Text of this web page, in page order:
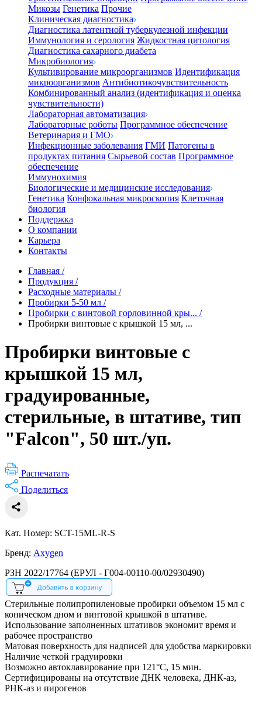
Микозы Генетика Прочие
Клиническая диагностика
Диагностика латентной туберкулезной инфекции
Иммунология и серология Жидкостная цитология
Диагностика сахарного диабета
Микробиология
Культивирование микроорганизмов Идентификация
микроорганизмов Антибиотикочувствительность
Комбинированный анализ (идентификация и оценка
чувствительности)
Лабораторная автоматизация
Лабораторные роботы Программное обеспечение
Ветеринария и ГМО
Инфекционные заболевания ГМИ Патогены в
продуктах питания Сырьевой состав Программное
обеспечение
Иммунохимия
Биологические и медицинские исследования
Генетика Конфокальная микроскопия Клеточная
биология
Поддержка
О компании
Карьера
Контакты
Главная /
Продукция /
Расходные материалы /
Пробирки 5-50 мл /
Пробирки с винтовой горловинной кры... /
Пробирки винтовые с крышкой 15 мл, ...
Пробирки винтовые с
крышкой 15 мл,
градуированные,
стерильные, в штативе, тип
"Falcon", 50 шт./уп.
Распечатать
Поделиться
Кат. Номер: SCT-15ML-R-S
Бренд: Axygen
РЗН 2022/17764 (ЕРУЛ - Г004-00110-00/02930490)
Стерильные полипропиленовые пробирки объемом 15 мл с
коническом дном и винтовой крышкой в штативе.
Использование заполненных штативов экономит время и
рабочее пространство
Матовая поверхность для надписей для удобства маркировки
Наличие четкой градуировки
Возможно автоклавирование при 121°С, 15 мин.
Сертифицированы на отсутствие ДНК человека, ДНК-аз,
РНК-аз и пирогенов